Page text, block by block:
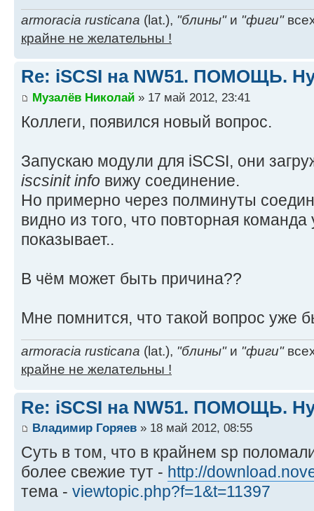
armoracia rusticana (lat.), "блины"и "фиги"
крайне не желательны !
Re: iSCSI на NW51. ПОМОЩЬ.
Музалёв Николай » 17 май 2012, 23:41
Коллеги, появился новый вопрос.
Запускаю модули для iSCSI, они
iscsinit info вижу соединение.
Но примерно через полминуты
видно из того, что повторная команда
показывает..
В чём может быть причина??
Мне помнится, что такой вопрос уже
armoracia rusticana (lat.), "блины"и "фиги"
крайне не желательны !
Re: iSCSI на NW51. ПОМОЩЬ.
Владимир Горяев » 18 май 2012, 08:55
Суть в том, что в крайнем sp
более свежие тут - http://
тема - viewtopic.php?f=1&t=11397